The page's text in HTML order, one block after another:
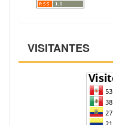
VISITANTES